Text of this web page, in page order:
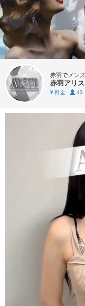
赤羽でメン
赤羽アリス
¥ 料金 43